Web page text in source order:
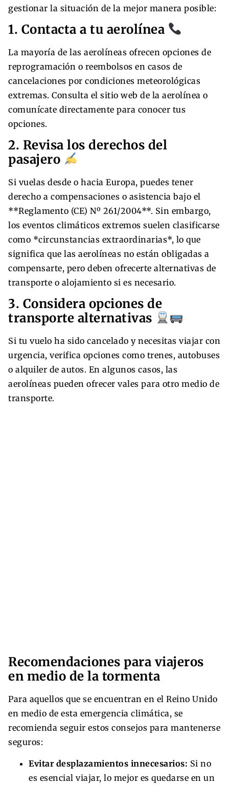
gestionar la situación de la mejor manera posible:
1. Contacta a tu aerolínea
La mayoría de las aerolíneas ofrecen opciones de
reprogramación o reembolsos en casos de
cancelaciones por condiciones meteorológicas
extremas. Consulta el sitio web de la aerolínea o
comunícate directamente para conocer tus
opciones.
2. Revisa los derechos del
pasajero
Si vuelas desde o hacia Europa, puedes tener
derecho a compensaciones o asistencia bajo el
**Reglamento (CE) Nº 261/2004**. Sin embargo,
los eventos climáticos extremos suelen clasificarse
como *circunstancias extraordinarias*, lo que
significa que las aerolíneas no están obligadas a
compensarte, pero deben ofrecerte alternativas de
transporte o alojamiento si es necesario.
3. Considera opciones de
transporte alternativas
Si tu vuelo ha sido cancelado y necesitas viajar con
urgencia, verifica opciones como trenes, autobuses
o alquiler de autos. En algunos casos, las
aerolíneas pueden ofrecer vales para otro medio de
transporte.
Recomendaciones para viajeros
en medio de la tormenta
Para aquellos que se encuentran en el Reino Unido
en medio de esta emergencia climática, se
recomienda seguir estos consejos para mantenerse
seguros:
Evitar desplazamientos innecesarios: Si no
es esencial viajar, lo mejor es quedarse en un